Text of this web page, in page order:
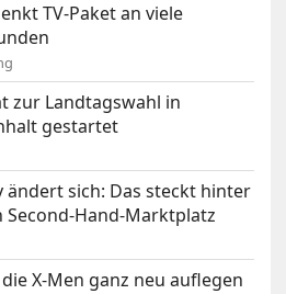
TV-Paket an viele
zur Landtagswahl in
gestartet
ändert sich: Das steckt hinter
Second-Hand-Marktplatz
X-Men ganz neu auflegen